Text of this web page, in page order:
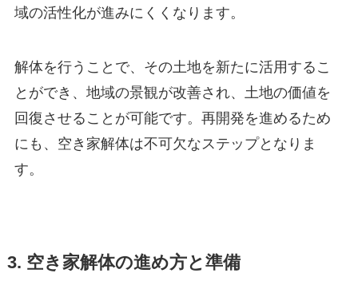
域の活性化が進みにくくなります。
解体を行うことで、その土地を新たに活用するこ
とができ、地域の景観が改善され、土地の価値を
回復させることが可能です。再開発を進めるため
にも、空き家解体は不可欠なステップとなりま
す。
3. 空き家解体の進め方と準備